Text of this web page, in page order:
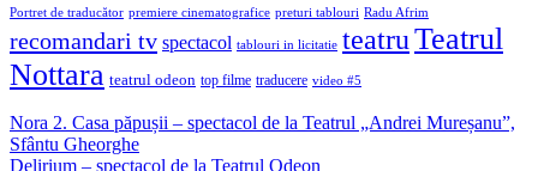
Portret de traducător premiere cinematografice preturi tablouri Radu Afrim
recomandari tv spectacol tablouri in licitatie teatruTeatrul
Nottara teatrul odeon top filme traducere video #5
Nora 2. Casa păpușii – spectacol de la Teatrul „Andrei Mureșanu”,
Sfântu Gheorghe
Delirium – spectacol de la Teatrul Odeon